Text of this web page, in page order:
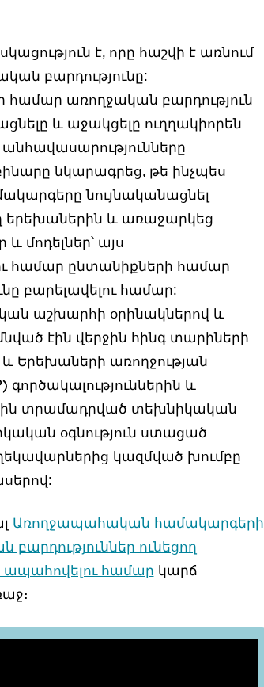
է, որը հաշվի է առնում
բարդությունը:
առողջական բարդություն
և աջակցելը ուղղակիորեն
նկարագրեց, թե ինչպես
նույնականացնել
երեխաներին և առաջարկեց
մոդելներ՝ այս
համար ընտանիքների համար
բարելավելու համար:
աշխարհի օրինակներով և
էին վերջին հինգ տարիների
Երեխաների առողջության
և
տրամադրված տեխնիկական
օգնություն ստացած
կազմված խումբը
Առողջապահական համակարգերի
բարդություններ ունեցող
ապահովելու համար կարճ